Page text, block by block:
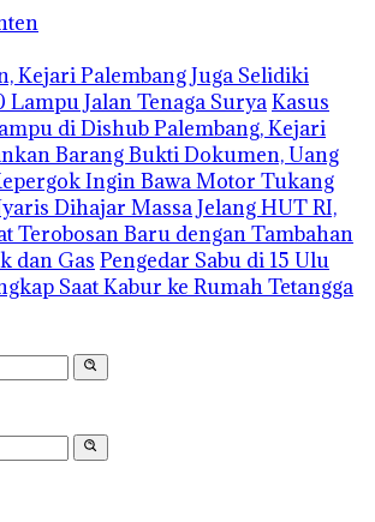
Kejari Palembang Juga Selidiki
Lampu Jalan Tenaga SuryaKasus
di Dishub Palembang, Kejari
Barang Bukti Dokumen, Uang
Ingin Bawa Motor Tukang
Dihajar MassaJelang HUT RI,
Terobosan Baru dengan Tambahan
dan Gas Pengedar Sabu di 15 Ulu
Saat Kabur ke Rumah Tetangga